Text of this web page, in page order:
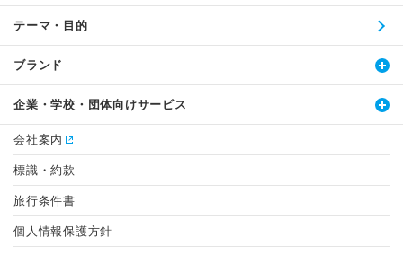
テーマ・目的
ブランド
企業・学校・団体向けサービス
会社案内
標識・約款
旅行条件書
個人情報保護方針